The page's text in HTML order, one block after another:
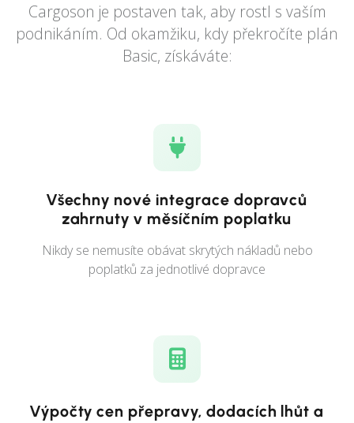
Cargoson je postaven tak, aby rostl s vaším
podnikáním. Od okamžiku, kdy překročíte plán
Basic, získáváte:
Všechny nové integrace dopravců
zahrnuty v měsíčním poplatku
Nikdy se nemusíte obávat skrytých nákladů nebo
poplatků za jednotlivé dopravce
Výpočty cen přepravy, dodacích lhůt a